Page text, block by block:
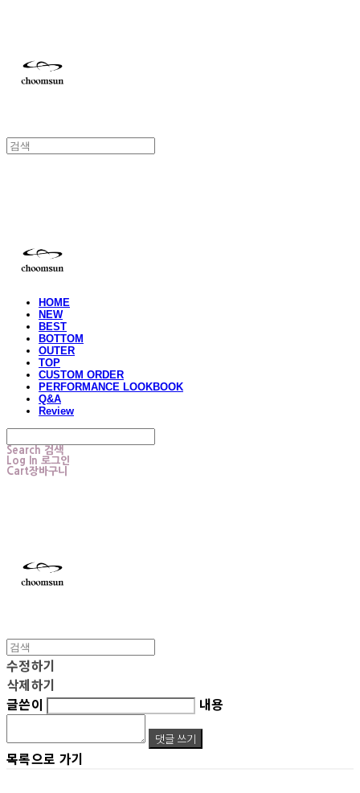
HOME
NEW
BEST
BOTTOM
OUTER
TOP
CUSTOM ORDER
PERFORMANCE LOOKBOOK
Q&A
Review
Search 검색
Log In 로그인
Cart장바구니
수정하기
삭제하기
글쓴이
내용
댓글 쓰기
목록으로 가기